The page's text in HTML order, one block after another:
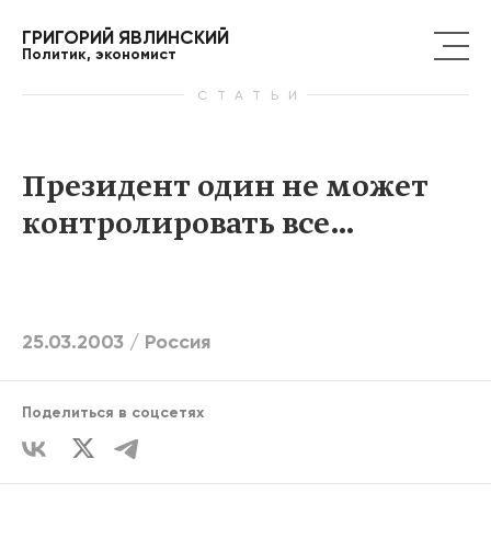
ГРИГОРИЙ ЯВЛИНСКИЙ
Политик, экономист
СТАТЬИ
Президент один не может
контролировать все…
25.03.2003 / Россия
Поделиться в соцсетях